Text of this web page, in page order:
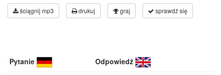
ściągnij mp3 drukuj graj sprawdź się
Pytanie Odpowiedź